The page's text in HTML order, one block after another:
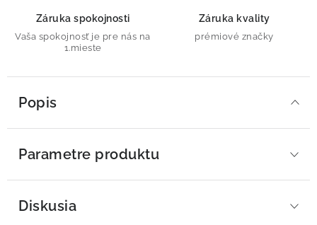
Záruka spokojnosti
Vaša spokojnosť je pre nás na
1.mieste
Záruka kvality
prémiové značky
Popis
Parametre produktu
Diskusia